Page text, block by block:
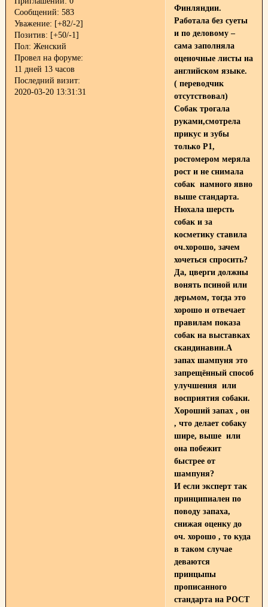
Сообщений: 583
Уважение: [+82/-2]
Позитив: [+50/-1]
Пол: Женский
Провел на форуме:
11 дней 13 часов
Последний визит:
2020-03-20 13:31:31
Финляндии.
Работала без суеты
и по деловому –
сама заполняла
оценочные листы на
английском языке.
( переводчик
отсутствовал)
Собак трогала
руками,смотрела
прикус и зубы
только P1,
ростомером меряла
рост и не снимала
собак намного явно
выше стандарта.
Нюхала шерсть
собак и за
косметику ставила
оч.хорошо, зачем
хочеться спросить?
Да, цверги должны
вонять псиной или
дерьмом, тогда это
хорошо и отвечает
правилам показа
собак на выставках
скандинавии.А
запах шампуня это
запрещённый способ
улучшения или
восприятия собаки.
Хороший запах , он
, что делает собаку
шире, выше или
она побежит
быстрее от
шампуня?
И если эксперт так
принципиален по
поводу запаха,
снижая оценку до
оч. хорошо , то куда
в таком случае
деваются
принцыпы
прописанного
стандарта на РОСТ